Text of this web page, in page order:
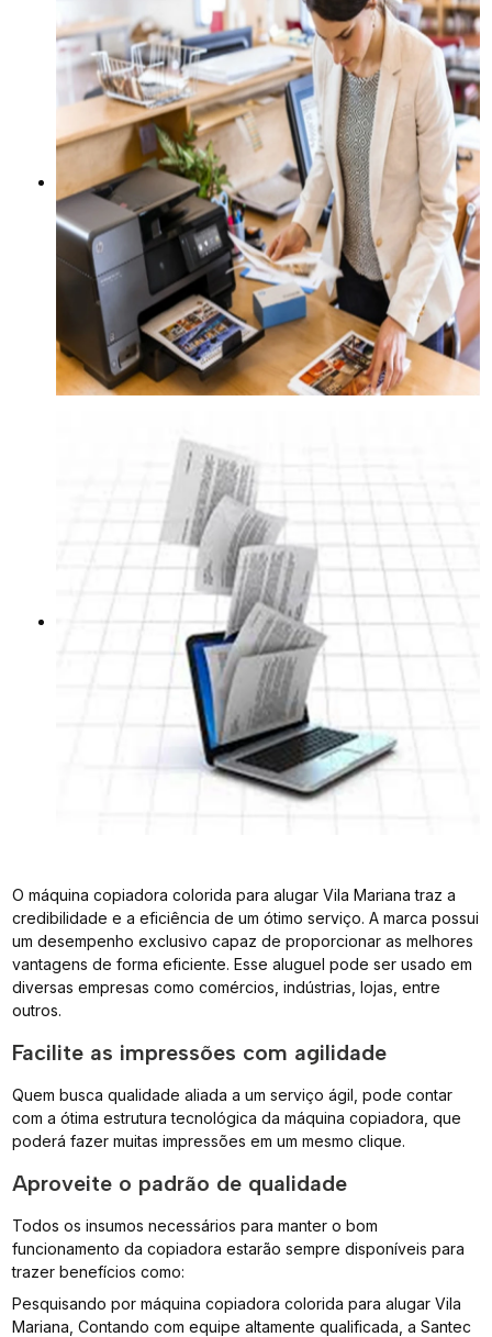
O máquina copiadora colorida para alugar Vila Mariana traz a
credibilidade e a eficiência de um ótimo serviço. A marca possui
um desempenho exclusivo capaz de proporcionar as melhores
vantagens de forma eficiente. Esse aluguel pode ser usado em
diversas empresas como comércios, indústrias, lojas, entre
outros.
Facilite as impressões com agilidade
Quem busca qualidade aliada a um serviço ágil, pode contar
com a ótima estrutura tecnológica da máquina copiadora, que
poderá fazer muitas impressões em um mesmo clique.
Aproveite o padrão de qualidade
Todos os insumos necessários para manter o bom
funcionamento da copiadora estarão sempre disponíveis para
trazer benefícios como:
Pesquisando por máquina copiadora colorida para alugar Vila
Mariana, Contando com equipe altamente qualificada, a Santec